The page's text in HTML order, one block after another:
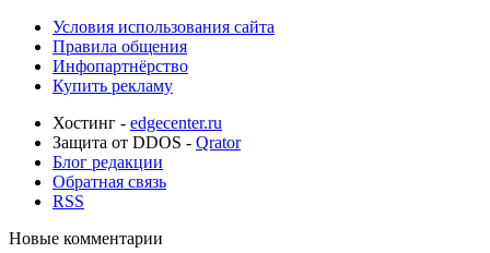
Условия использования сайта
Правила общения
Инфопартнёрство
Купить рекламу
Хостинг - edgecenter.ru
Защита от DDOS - Qrator
Блог редакции
Обратная связь
RSS
Новые комментарии